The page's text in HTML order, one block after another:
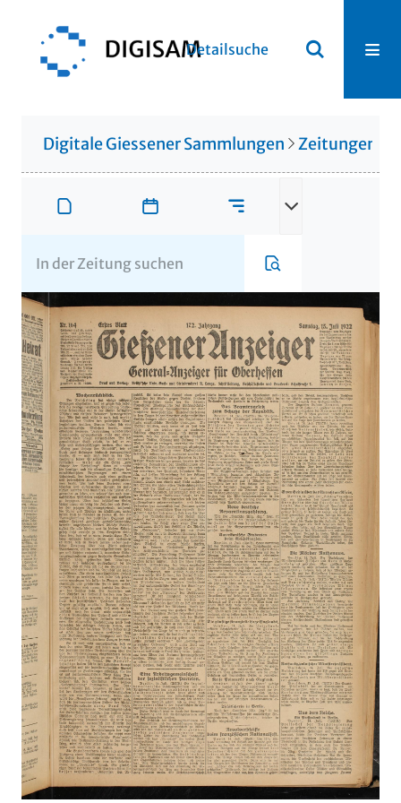
Detailsuche
Digitale Giessener Sammlungen Zeitungen